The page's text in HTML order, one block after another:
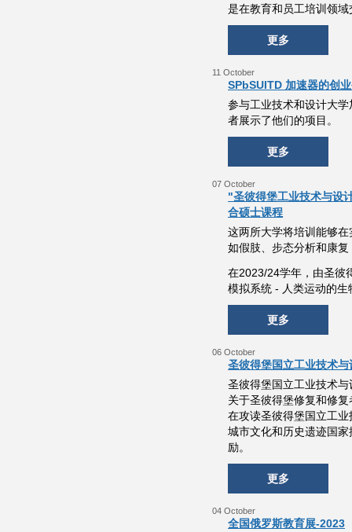
是在教育和员工培训领域
更多
11 October
SPbSUITD 加速器的创
参与工业技术和设计大学
者展示了他们的项目。
更多
07 October
"圣彼得堡工业技术与设
合硕士课程
这两所大学将培训能够
如假肢、步态分析和康
在2023/24学年，由圣彼
模拟系统 - 人类运动的
更多
06 October
圣彼得堡国立工业技术
圣彼得堡国立工业技术
关于圣彼得堡修复和修
在攻读圣彼得堡国立工
城市文化和历史遗迹国
励。
更多
04 October
全国俄罗斯教育展-2023